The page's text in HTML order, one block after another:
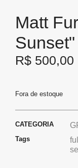
Matt
Sunset"
R$ 500,00
Fora de estoque
CATEGORIA
Tags